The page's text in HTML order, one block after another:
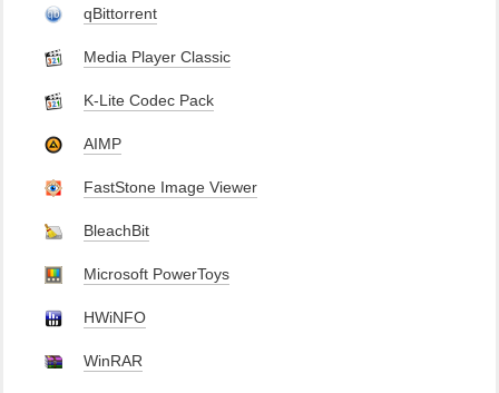
qBittorrent
Media Player Classic
K-Lite Codec Pack
AIMP
FastStone Image Viewer
BleachBit
Microsoft PowerToys
HWiNFO
WinRAR